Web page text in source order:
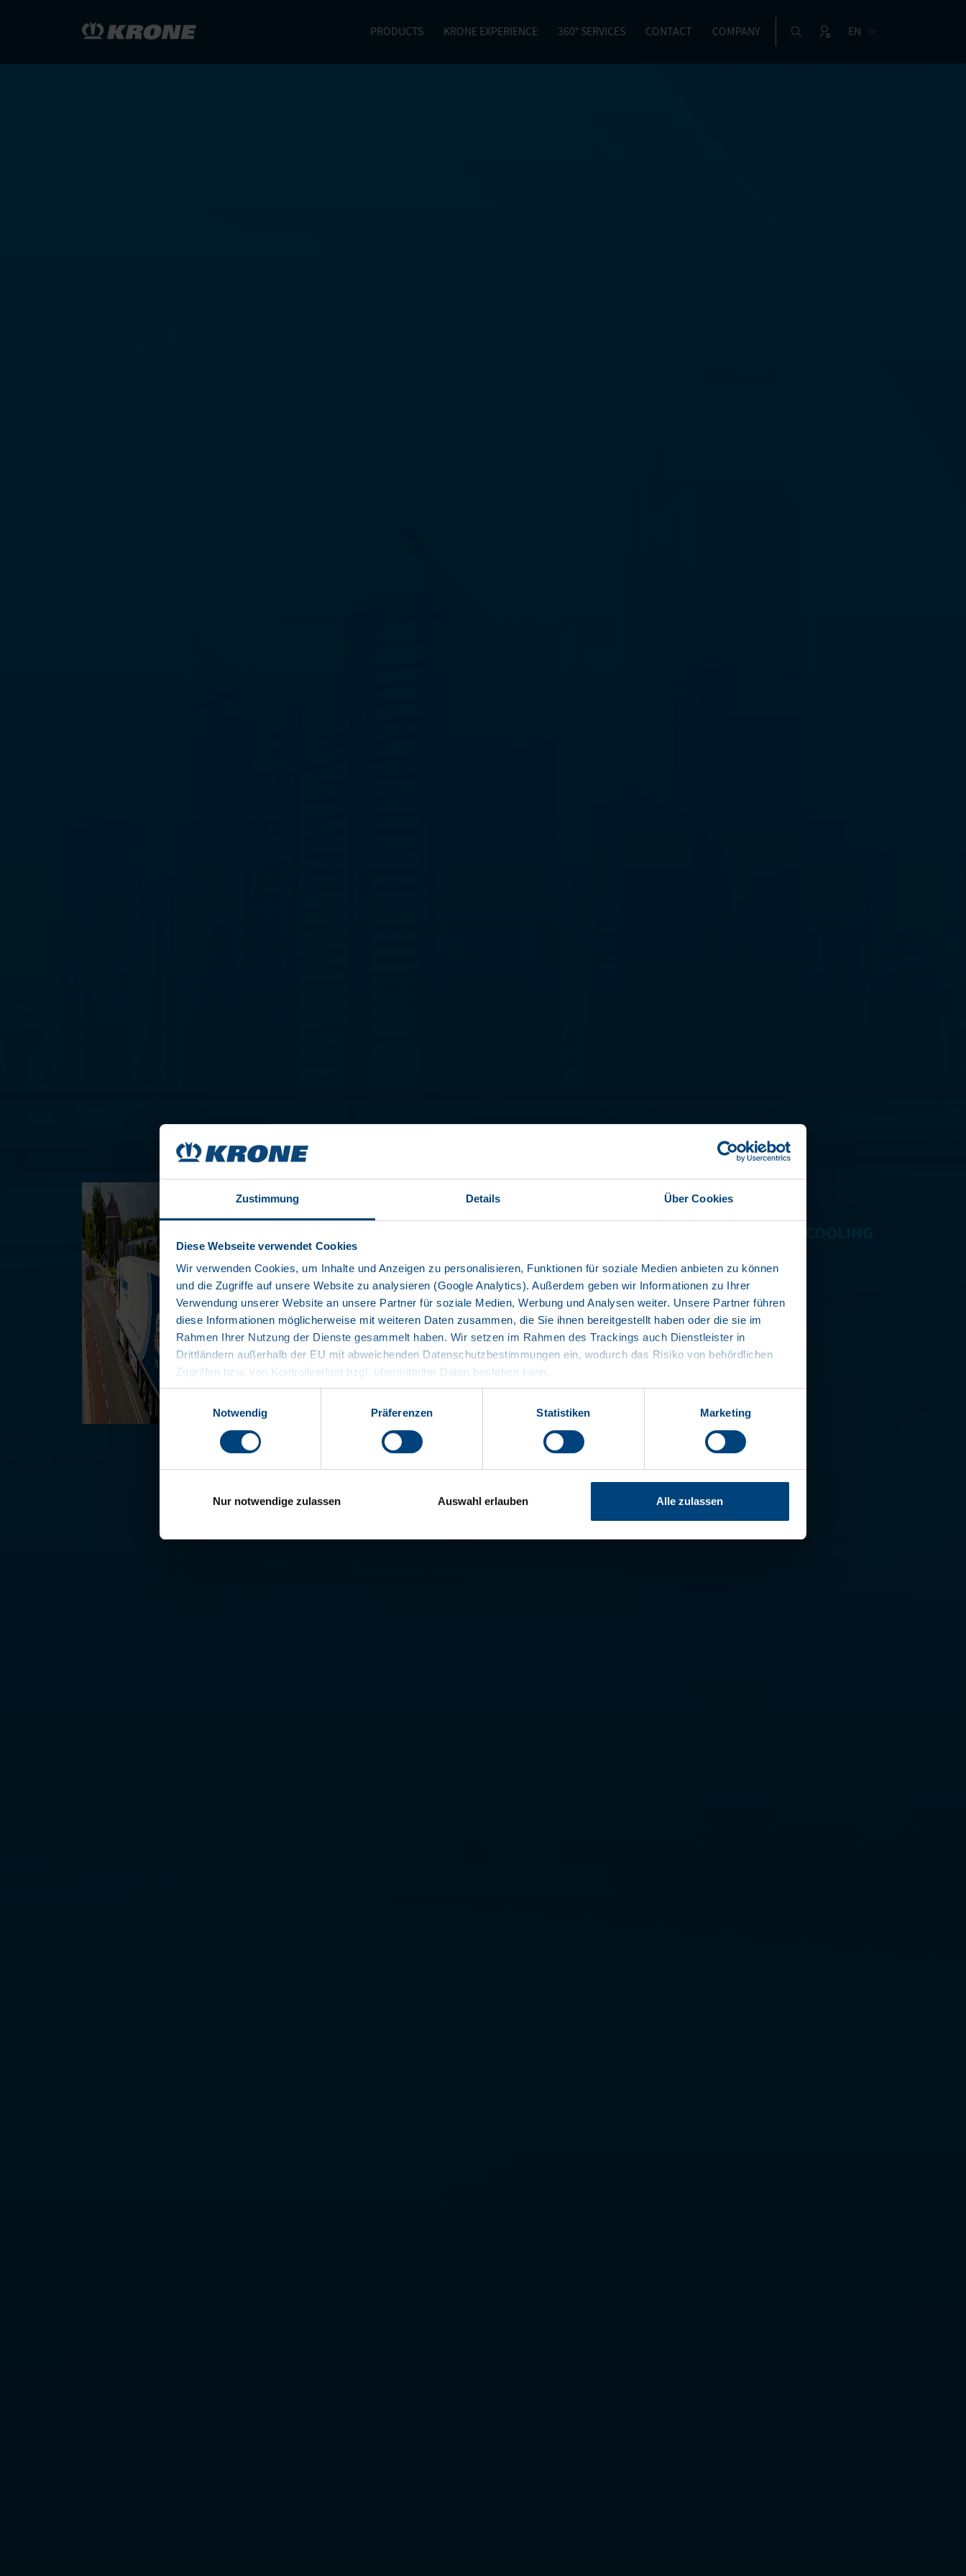
Zustimmung Details Über Cookies
Diese Webseite verwendet Cookies
Wir verwenden Cookies, um Inhalte und Anzeigen zu personalisieren, Funktionen für soziale Medien anbieten zu können
und die Zugriffe auf unsere Website zu analysieren (Google Analytics). Außerdem geben wir Informationen zu Ihrer
Verwendung unserer Website an unsere Partner für soziale Medien, Werbung und Analysen weiter. Unsere Partner führen
diese Informationen möglicherweise mit weiteren Daten zusammen, die Sie ihnen bereitgestellt haben oder die sie im
Rahmen Ihrer Nutzung der Dienste gesammelt haben. Wir setzen im Rahmen des Trackings auch Dienstleister in
Drittländern außerhalb der EU mit abweichenden Datenschutzbestimmungen ein, wodurch das Risiko von behördlichen
Zugriffen bzw. von Kontrollverlust bzgl. übermittelter Daten bestehen kann.
Datenschutzerklärung
Impressum
Einwilligungsauswahl
Notwendig
Präferenzen Statistiken Marketing
Nur notwendige zulassen Auswahl erlauben Alle zulassen
PRODUCTS KRONE EXPERIENCE 360° SERVICES CONTACT COMPANY EN
eCool Liner
EMISSION FREE OPERATION
LOWER CO EMISSION
INCREASED RANGE
FREE CHOICE OF TRACTOR
documents contact us